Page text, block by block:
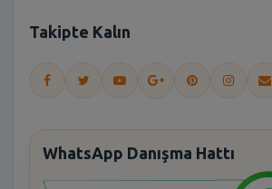
Takipte Kalın
WhatsApp Danışma Hattı